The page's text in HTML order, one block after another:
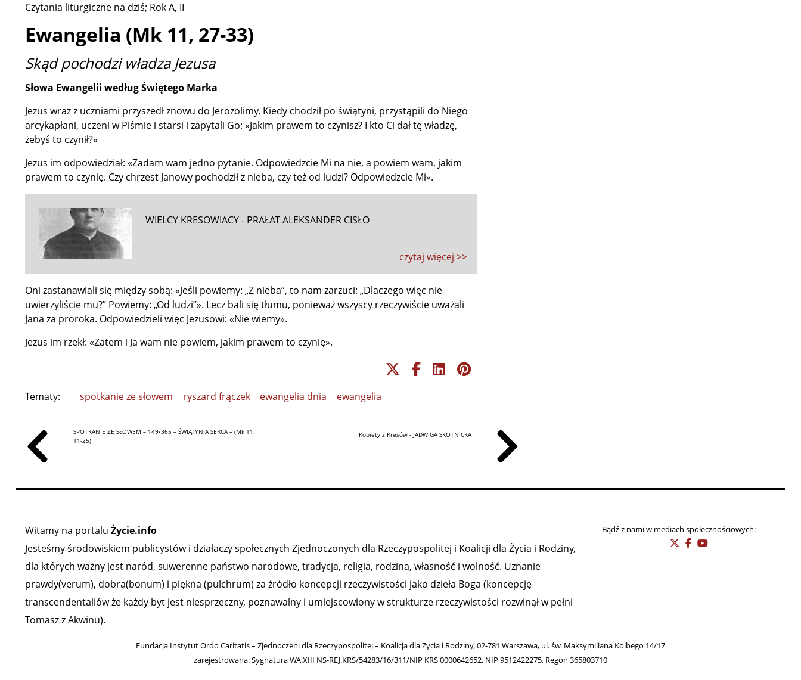
Czytania liturgiczne na dziś; Rok A, II
Ewangelia (Mk 11, 27-33)
Skąd pochodzi władza Jezusa
Słowa Ewangelii według Świętego Marka
Jezus wraz z uczniami przyszedł znowu do Jerozolimy. Kiedy chodził po świątyni, przystąpili do Niego
arcykapłani, uczeni w Piśmie i starsi i zapytali Go: «Jakim prawem to czynisz? I kto Ci dał tę władzę,
żebyś to czynił?»
Jezus im odpowiedział: «Zadam wam jedno pytanie. Odpowiedzcie Mi na nie, a powiem wam, jakim
prawem to czynię. Czy chrzest Janowy pochodził z nieba, czy też od ludzi? Odpowiedzcie Mi».
WIELCY KRESOWIACY - PRAŁAT ALEKSANDER CISŁO
czytaj więcej >>
Oni zastanawiali się między sobą: «Jeśli powiemy: „Z nieba”, to nam zarzuci: „Dlaczego więc nie
uwierzyliście mu?” Powiemy: „Od ludzi”». Lecz bali się tłumu, ponieważ wszyscy rzeczywiście uważali
Jana za proroka. Odpowiedzieli więc Jezusowi: «Nie wiemy».
Jezus im rzekł: «Zatem i Ja wam nie powiem, jakim prawem to czynię».
Tematy: spotkanie ze słowem ryszard frączek ewangelia dnia ewangelia
SPOTKANIE ZE SŁOWEM – 149/365 – ŚWIĄTYNIA SERCA – (Mk 11,
11-25)
Kobiety z Kresów - JADWIGA SKOTNICKA
Witamy na portalu Życie.info
Jesteśmy środowiskiem publicystów i działaczy społecznych Zjednoczonych dla Rzeczypospolitej i Koalicji dla Życia i Rodziny,
dla których ważny jest naród, suwerenne państwo narodowe, tradycja, religia, rodzina, własność i wolność. Uznanie
prawdy(verum), dobra(bonum) i piękna (pulchrum) za źródło koncepcji rzeczywistości jako dzieła Boga (koncepcję
transcendentaliów że każdy byt jest niesprzeczny, poznawalny i umiejscowiony w strukturze rzeczywistości rozwinął w pełni
Tomasz z Akwinu).
Bądź z nami w mediach społecznościowych:
Fundacja Instytut Ordo Caritatis – Zjednoczeni dla Rzeczypospolitej – Koalicja dla Życia i Rodziny, 02-781 Warszawa, ul. św. Maksymiliana Kolbego 14/17
zarejestrowana: Sygnatura WA.XIII NS-REJ.KRS/54283/16/311/NIP KRS 0000642652, NIP 9512422275, Regon 365803710